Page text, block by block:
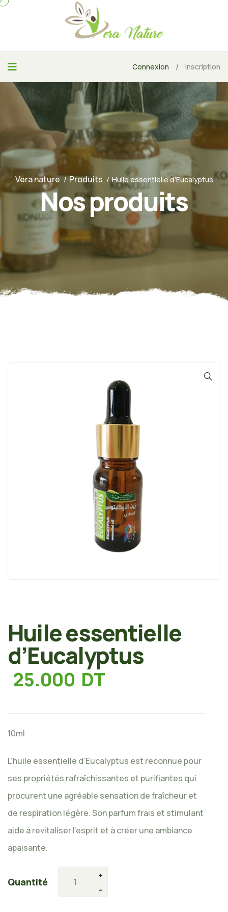
Connexion / Inscription
Vera nature Produits Huile essentielle d’Eucalyptus
Nos produits
Huile essentielle
d’Eucalyptus
25.000 DT
10ml
L’huile essentielle d’Eucalyptus est reconnue pour
ses propriétés rafraîchissantes et purifiantes qui
procurent une agréable sensation de fraîcheur et
de respiration légère. Son parfum frais et stimulant
aide à revitaliser l’esprit et à créer une ambiance
apaisante.
Quantité